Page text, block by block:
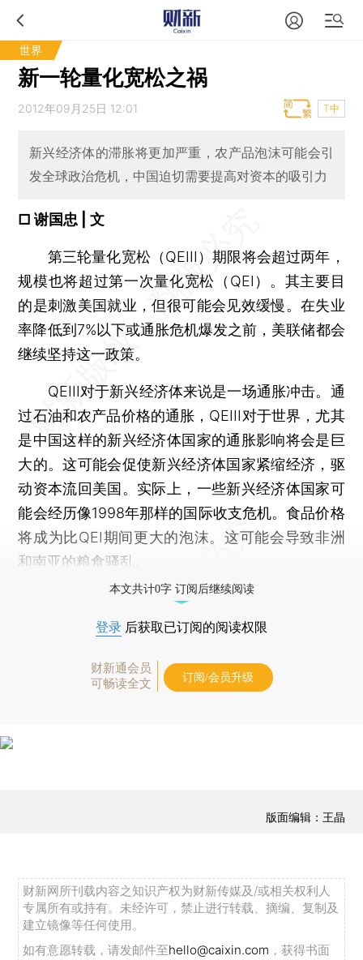
世界
新一轮量化宽松之祸
2012年09月25日 12:01 T中
新兴经济体的滞胀将更加严重，农产品泡沫可能会引
发全球政治危机，中国迫切需要提高对资本的吸引力
□ 谢国忠 | 文
第三轮量化宽松（QEIII）期限将会超过两年，
规模也将超过第一次量化宽松（QEI）。其主要目
的是刺激美国就业，但很可能会见效缓慢。在失业
率降低到7%以下或通胀危机爆发之前，美联储都会
继续坚持这一政策。
QEIII对于新兴经济体来说是一场通胀冲击。通
过石油和农产品价格的通胀，QEIII对于世界，尤其
是中国这样的新兴经济体国家的通胀影响将会是巨
大的。这可能会促使新兴经济体国家紧缩经济，驱
动资本流回美国。实际上，一些新兴经济体国家可
能会经历像1998年那样的国际收支危机。食品价格
将成为比QEI期间更大的泡沫。这可能会导致非洲
和南亚的粮食骚乱。
本文共计0字 订阅后继续阅读
登录 后获取已订阅的阅读权限
财新通会员
可畅读全文
订阅/会员升级
版面编辑：王晶
财新网所刊载内容之知识产权为财新传媒及/或相关权利人
专属所有或持有。未经许可，禁止进行转载、摘编、复制及
建立镜像等任何使用。
如有意愿转载，请发邮件至hello@caixin.com ，获得书面